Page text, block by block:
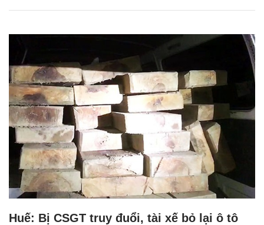
Huế: Bị CSGT truy đuổi, tài xế bỏ lại ô tô